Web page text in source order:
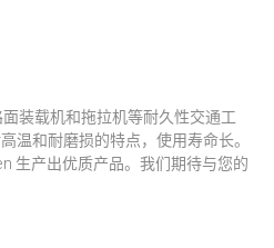
装载机和拖拉机等耐久性交通工
温和耐磨损的特点，使用寿命长。
生产出优质产品。我们期待与您的